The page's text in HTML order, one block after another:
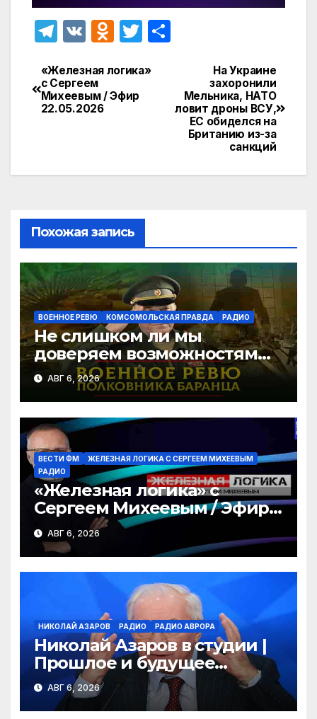
T
e
gr
a
V
O
n
o
ni
ki
T
itt
а
Навигация
по
На Украине
захоронили
Мельника, НАТО
ловит дроны ВСУ,
ЕС обиделся на
Британию из-за
санкций
«Железная логика»
с Сергеем
Михеевым / Эфир
22.05.2026
Похожая запись
ВОЕННОЕ РЕВЮ КОМСОМОЛЬСКАЯ ПРАВДА РАДИО
Не слишком ли мы
доверяем возможностям
США в урегулировании
конфликта с Украиной? |
06.08.2026
АВГ 6, 2026
ВЕСТИ ФМ
ЖЕЛЕЗНАЯ ЛОГИКА С СЕРГЕЕМ МИХЕЕВЫМ
РАДИО
«Железная логика» с
Сергеем Михеевым / Эфир
06.08.2026
АВГ 6, 2026
НИКОЛАЙ АЗАРОВ РАДИО РАДИО АВРОРА
Николай Азаров в студии |
Прошлое и будущее
Украины | Взгляд изнутри
АВГ 6, 2026